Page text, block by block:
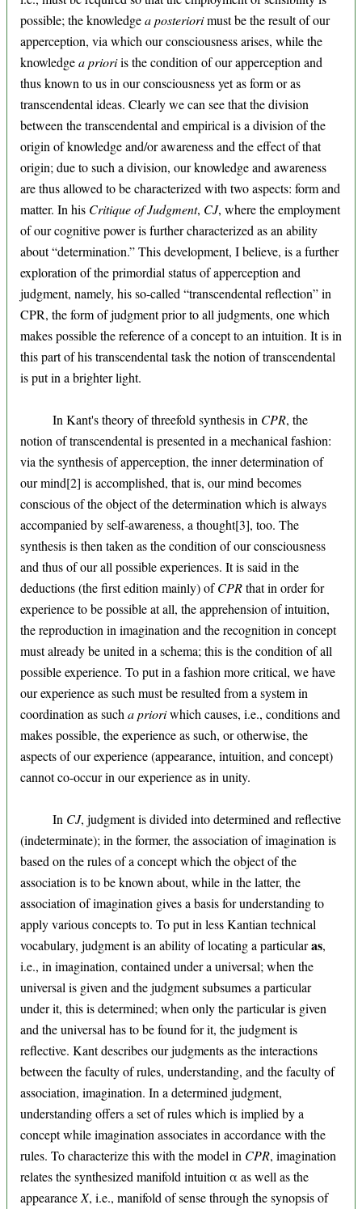
possible; the knowledgea posteriorimust be the result of our
apperception, via which our consciousness arises, while the
knowledgea prioriis the condition of our apperception and
thus known to us in our consciousness yet as form or as
transcendental ideas. Clearly we can see that the division
between the transcendental and empirical is a division of the
origin of knowledge and/or awareness and the effect of that
origin; due to such a division, our knowledge and awareness
are thus allowed to be characterized with two aspects: form and
matter. In his Critique of Judgment, CJ, where the employment
of our cognitive power is further characterized as an ability
about “determination.” This development, I believe, is a further
exploration of the primordial status of apperception and
judgment, namely, his so-called “transcendental reflection” in
CPR, the form of judgment prior to all judgments, one which
makes possible the reference of a concept to an intuition. It is in
this part of his transcendental task the notion of transcendental
is put in a brighter light.
In Kant's theory of threefold synthesis in CPR, the
notion of transcendental is presented in a mechanical fashion:
via the synthesis of apperception, the inner determination of
our mind[2] is accomplished, that is, our mind becomes
conscious of the object of the determination which is always
accompanied by self-awareness, a thought[3], too. The
synthesis is then taken as the condition of our consciousness
and thus of our all possible experiences. It is said in the
deductions (the first edition mainly) ofCPRthat in order for
experience to be possible at all, the apprehension of intuition,
the reproduction in imagination and the recognition in concept
must already be united in a schema; this is the condition of all
possible experience. To put in a fashion more critical, we have
our experience as such must be resulted from a system in
coordination as such a prioriwhich causes, i.e., conditions and
makes possible, the experience as such, or otherwise, the
aspects of our experience (appearance, intuition, and concept)
cannot co-occur in our experience as in unity.
In CJ, judgment is divided into determined and reflective
(indeterminate); in the former, the association of imagination is
based on the rules of a concept which the object of the
association is to be known about, while in the latter, the
association of imagination gives a basis for understanding to
apply various concepts to. To put in less Kantian technical
vocabulary, judgment is an ability of locating a particularas,
i.e., in imagination, contained under a universal; when the
universal is given and the judgment subsumes a particular
under it, this is determined; when only the particular is given
and the universal has to be found for it, the judgment is
reflective. Kant describes our judgments as the interactions
between the faculty of rules, understanding, and the faculty of
association, imagination. In a determined judgment,
understanding offers a set of rules which is implied by a
concept while imagination associates in accordance with the
rules. To characterize this with the model in CPR, imagination
relates the synthesized manifold intuition α as well as the
appearance X, i.e., manifold of sense through the synopsis of